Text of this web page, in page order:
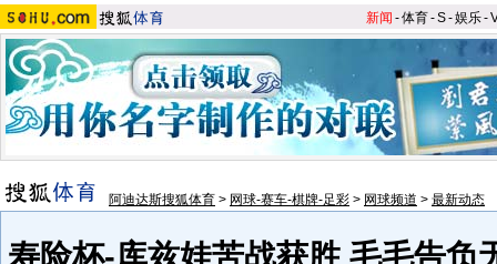
新闻 -体育-S-娱乐-
阿迪达斯搜狐体育 > 网球-赛车-棋牌-足彩 > 网球频道 > 最新动态
寿险杯-库兹娃苦战获胜 毛毛告负